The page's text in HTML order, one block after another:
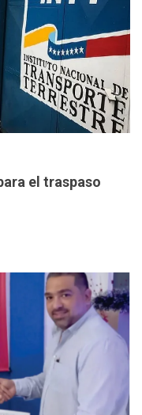
el traspaso